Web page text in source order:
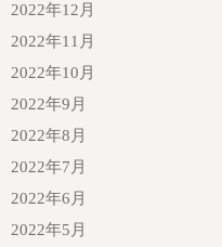
2022年12月
2022年11月
2022年10月
2022年9月
2022年8月
2022年7月
2022年6月
2022年5月